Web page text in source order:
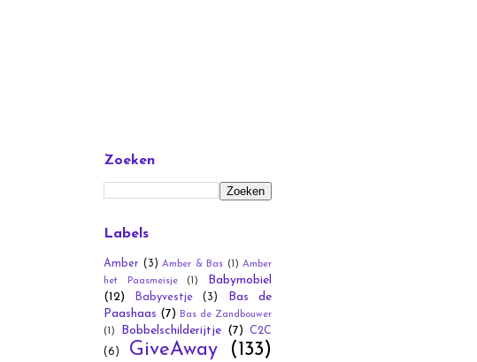
Zoeken
Labels
Amber (3) Amber & Bas (1) Amber
het Paasmeisje
(1)
Babymobiel
(12)
Babyvestje (3)
Bas de
Paashaas (7)
Bas de Zandbouwer
(1)
Bobbelschilderijtje (7)
C2C
(6)
GiveAway (133)